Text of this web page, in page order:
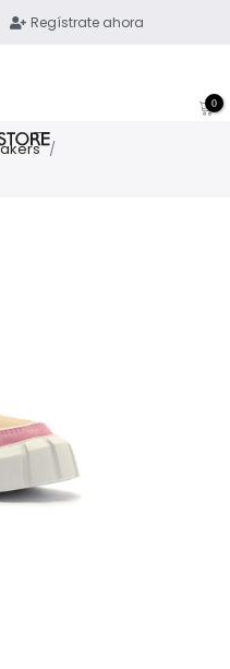
Regístrate ahora
0
/